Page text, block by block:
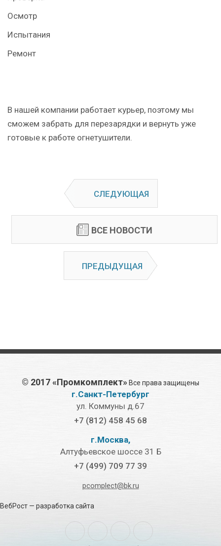
Осмотр
Испытания
Ремонт
В нашей компании работает курьер, поэтому мы
сможем забрать для перезарядки и вернуть уже
готовые к работе огнетушители.
СЛЕДУЮЩАЯ
ВСЕ НОВОСТИ
ПРЕДЫДУЩАЯ
© 2017 «Промкомплект» Все права защищены
г.Санкт-Петербург
ул. Коммуны д.67
+7 (812) 458 45 68
г.Москва,
Алтуфьевское шоссе 31 Б
+7 (499) 709 77 39
pcomplect@bk.ru
ВебРост — разработка сайта